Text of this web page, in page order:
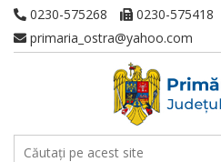
0230-575268
0230-575418
primaria_ostra@yahoo.com